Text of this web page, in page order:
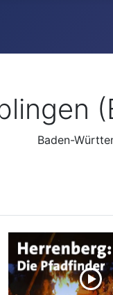
Baden-